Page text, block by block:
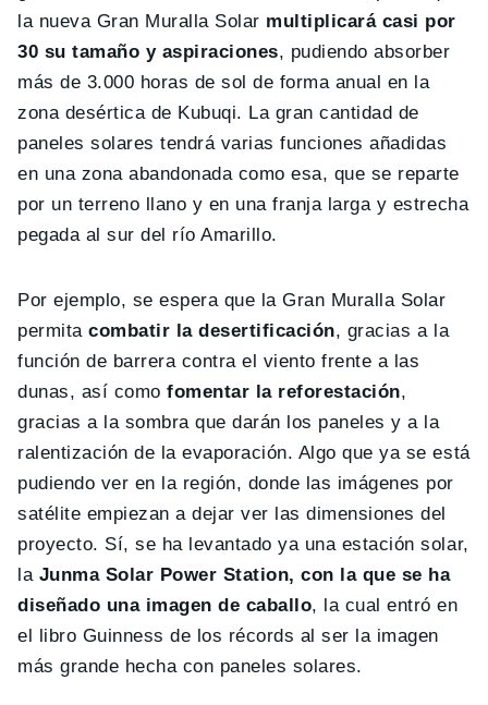
la nueva Gran Muralla Solar multiplicará casi por
30 su tamaño y aspiraciones, pudiendo absorber
más de 3.000 horas de sol de forma anual en la
zona desértica de Kubuqi. La gran cantidad de
paneles solares tendrá varias funciones añadidas
en una zona abandonada como esa, que se reparte
por un terreno llano y en una franja larga y estrecha
pegada al sur del río Amarillo.
Por ejemplo, se espera que la Gran Muralla Solar
permitacombatir la desertificación, gracias a la
función de barrera contra el viento frente a las
dunas, así comofomentar la reforestación,
gracias a la sombra que darán los paneles y a la
ralentización de la evaporación. Algo que ya se está
pudiendo ver en la región, donde las imágenes por
satélite empiezan a dejar ver las dimensiones del
proyecto. Sí, se ha levantado ya una estación solar,
la Junma Solar Power Station, con la que se ha
diseñado una imagen de caballo, la cual entró en
el libro Guinness de los récords al ser la imagen
más grande hecha con paneles solares.